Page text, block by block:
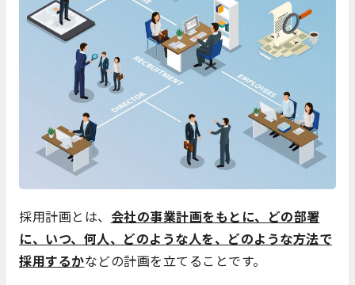
採用計画とは、 会社の事業計画をもとに、どの部署
に、いつ、何人、どのような人を、どのような方法で
採用するかなどの計画を立てることです。